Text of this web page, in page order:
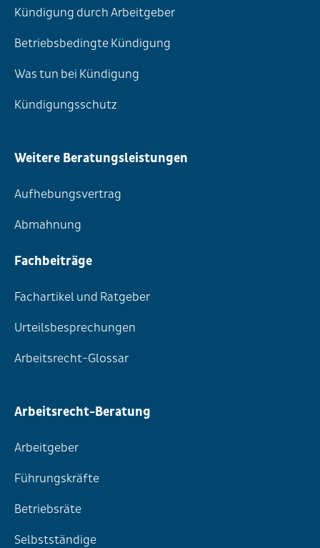
Kündigung durch Arbeitgeber
Betriebsbedingte Kündigung
Was tun bei Kündigung
Kündigungsschutz
Weitere Beratungsleistungen
Aufhebungsvertrag
Abmahnung
Fachbeiträge
Fachartikel und Ratgeber
Urteilsbesprechungen
Arbeitsrecht-Glossar
Arbeitsrecht-Beratung
Arbeitgeber
Führungskräfte
Betriebsräte
Selbstständige